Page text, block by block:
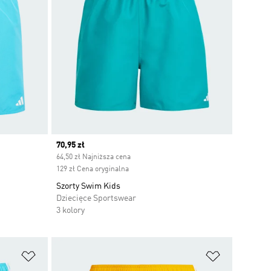
Current price
70,95 zł
64,50 zł Najniższa cena
129 zł Cena oryginalna
Szorty Swim Kids
Dziecięce Sportswear
3 kolory